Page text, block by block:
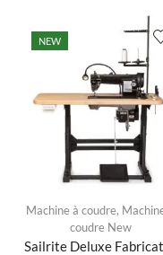
NEW
Machine à coudre,
coudre New
Sailrite Deluxe